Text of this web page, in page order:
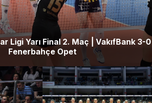
Ligi Yarı Final 2. Maç | VakıfBank 3-0
Fenerbahçe Opet